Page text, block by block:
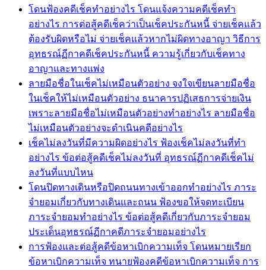
โดนฟ้องคดีเช็คทำอย่างไร โดนแจ้งความคดีเช็คทำ
อย่างไร การต่อสู้คดีเช็คว่าเป็นเช็คประกันหนี้ จ่ายเช็คแล้ว
ต้องรับผิดหรือไม่ จ่ายเช็คแล้วหากไม่ผิดทางอาญา วิธีการ
อุทธรณ์ฏีกาคดีเช็คประกันหนี้ ความรู้เกี่ยวกับเช็คทาง
อาญาและทางแพ่ง
ลายมือชื่อในเช็คไม่เหมือนตัวอย่าง จงใจเขียนลายมือชื่อ
ในเช็คให้ไม่เหมือนตัวอย่าง ธนาคารปฏิเสธการจ่ายเงิน
เพราะลายมือชื่อไม่เหมือนตัวอย่างทำอย่างไร ลายมือชื่อ
ไม่เหมือนตัวอย่างจะดำเนินคดีอย่างไร
เช็คไม่ลงวันที่มีความผิดอย่างไร ฟ้องเช็คไม่ลงวันที่ทำ
อย่างไร ข้อต่อสู้คดีเช็คไม่ลงวันที่ อุทธรณ์ฏีกาคดีเช็คไม่
ลงวันที่แบบไหน
โดนปิดทางเดินหรือปิดถนนทางเข้าออกทำอย่างไร ภาระ
จำยอมเกี่ยวกับทางเดินและถนน ฟ้องขอให้จดทะเบียน
ภาระจำยอมทำอย่างไร ข้อต่อสู้คดีเกี่ยวกับภาระจำยอม
ประเด็นอุทธรณ์ฏีกาคดีภาระจำยอมอย่างไร
การฟ้องและต่อสู้คดีข้อหาเบิกความเท็จ โดนหมายเรียก
ข้อหาเบิกความเท็จ ทนายฟ้องคดีข้อหาเบิกความเท็จ การ